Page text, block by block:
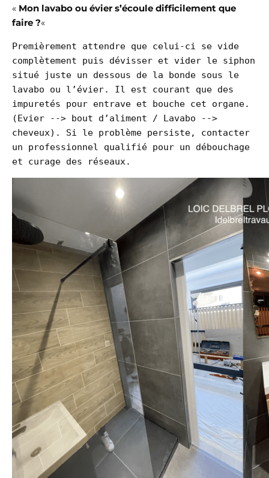
« Mon lavabo ou évier s’écoule difficilement que
faire ?«
Premièrement attendre que celui-ci se vide
complètement puis dévisser et vider le siphon
situé juste un dessous de la bonde sous le
lavabo ou l’évier. Il est courant que des
impuretés pour entrave et bouche cet organe.
(Evier --> bout d’aliment / Lavabo -->
cheveux). Si le problème persiste, contacter
un professionnel qualifié pour un débouchage
et curage des réseaux.